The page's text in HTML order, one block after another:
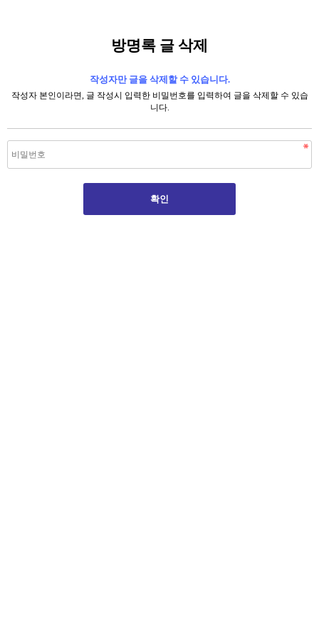
방명록 글 삭제
작성자만 글을 삭제할 수 있습니다.
작성자 본인이라면, 글 작성시 입력한 비밀번호를 입력하여 글을 삭제할 수 있습
니다.